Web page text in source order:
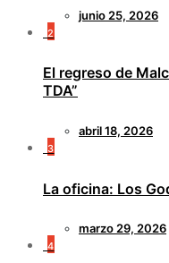
junio 25, 2026
2
El regreso de
TDA”
abril 18, 2026
3
La oficina: Los
marzo 29, 2026
4